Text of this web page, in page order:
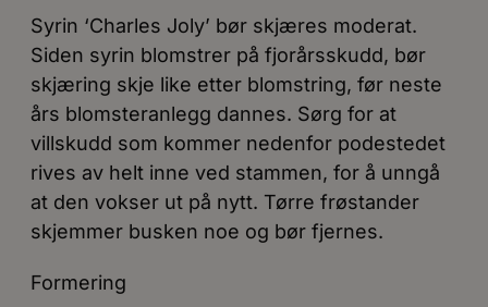
Syrin ‘Charles Joly’ bør skjæres moderat.
Siden syrin blomstrer på fjorårsskudd, bør
skjæring skje like etter blomstring, før neste
års blomsteranlegg dannes. Sørg for at
villskudd som kommer nedenfor podestedet
rives av helt inne ved stammen, for å unngå
at den vokser ut på nytt. Tørre frøstander
skjemmer busken noe og bør fjernes.
Formering